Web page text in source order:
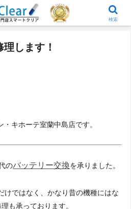
します！
キホーテ室蘭中島店です。
のバッテリー交換を承りました。
けではなく、かなり昔の機種にはな
も承っております。
検索